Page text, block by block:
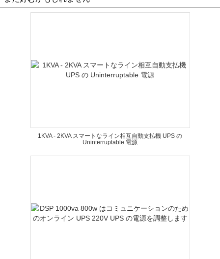
1KVA - 2KVA スマートなライン相互自動支払機 UPS の
Uninterruptable 電源